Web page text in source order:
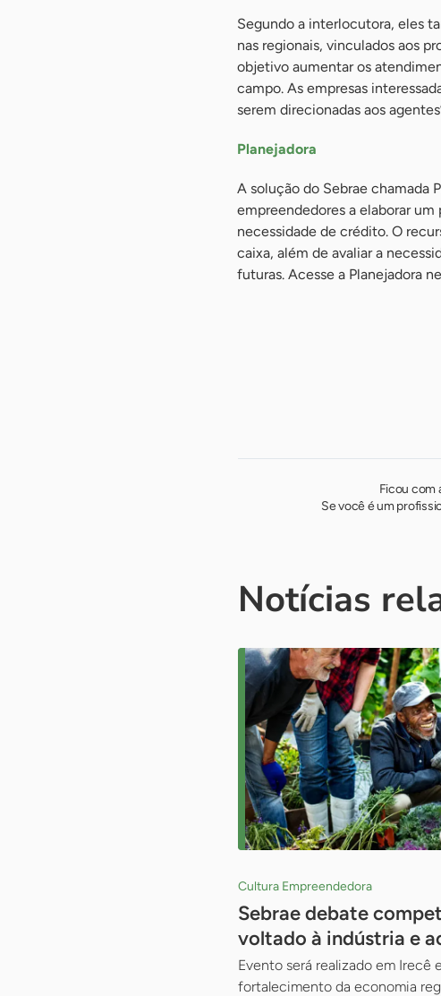
Segundo a interlocutora, eles
nas regionais, vinculados aos
objetivo aumentar os
campo. As empresas
serem direcionadas aos
Planejadora
A solução do Sebrae chamada
empreendedores a elaborar
necessidade de crédito. O
caixa, além de avaliar a
futuras. Acesse a Planejadora
Ficou com
Se você é um
Notícias
Cultura Empreendedora
Sebrae debate
voltado à indústria e
Evento será realizado em Irecê
fortalecimento da economia